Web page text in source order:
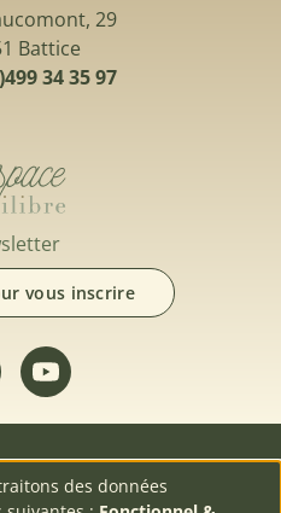
29
Battice
34 35 97
vous inscrire
LE LIEU
des données